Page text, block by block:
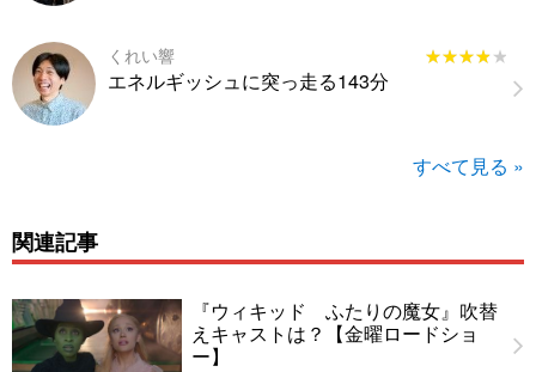
くれい響 ★★★★★
★★★★★
エネルギッシュに突っ走る143分
すべて見る »
関連記事
『ウィキッド ふたりの魔女』吹替
えキャストは？【金曜ロードショ
ー】